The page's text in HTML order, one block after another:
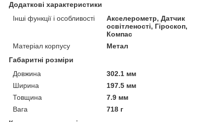
Додаткові характеристики
Інші функції і особливості
Акселерометр, Датчик
освітленості, Гіроскоп,
Компас
Матеріал корпусу
Метал
Габаритні розміри
Довжина
302.1 мм
Ширина
197.5 мм
Товщина
7.9 мм
Вага
718 г